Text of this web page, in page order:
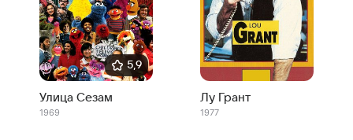
5,9
Улица Сезам
1969
Лу Грант
1977